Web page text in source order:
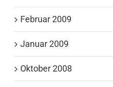
Februar 2009
Januar 2009
Oktober 2008